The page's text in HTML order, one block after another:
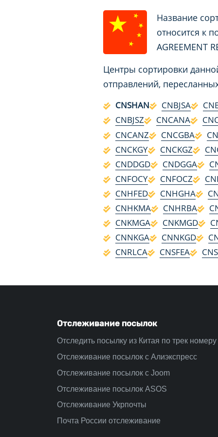
Название
относится к
AGREEMENT
Центры сортировки
отправлений,
CNSHAN CNBJSA
CNBJSZ
CNCANA
CNCANZ
CNCGBA
CNCKGY
CNCKGZ
CNDDGD
CNDGGA
CNFOCY
CNFOCZ
CNHFED
CNHGHA
CNHKMA
CNHRBA
CNKMGA
CNKMGD
CNNKGA
CNNKGD
CNRLCA
CNSFEA
Отслеживание посылок
Отследить посылку из Китая по трек номеру
Отслеживание посылок с Алиэкспресс
Отслеживание посылок с Joom
Отслеживание посылок ASOS
Отслеживание Укрпочты
Почта России отслеживание